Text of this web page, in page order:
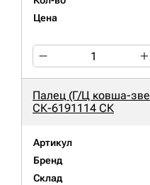
Цена
Палец (Г/Ц ковша-
СК-6191114 СК
Артикул
Бренд
Склад